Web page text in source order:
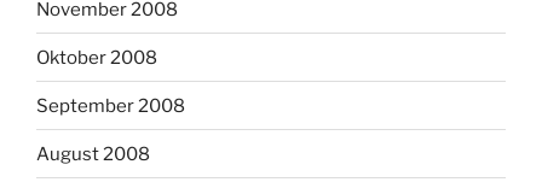
November 2008
Oktober 2008
September 2008
August 2008